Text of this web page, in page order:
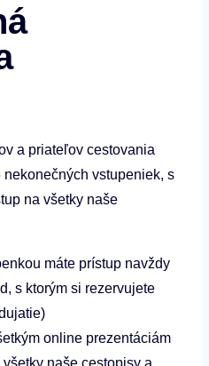
€
€
a priateľov cestovania
vstupeniek, s
na všetky naše
máte prístup navždy
s ktorým si rezervujete
online prezentáciám
naše cestopisy a